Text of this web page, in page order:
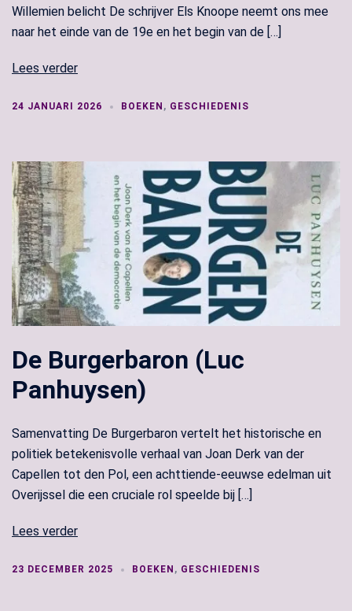
Willemien belicht De schrijver Els Knoope neemt ons mee
naar het einde van de 19e en het begin van de […]
Lees verder
24 JANUARI 2026 BOEKEN , GESCHIEDENIS
De Burgerbaron (Luc
Panhuysen)
Samenvatting De Burgerbaron vertelt het historische en
politiek betekenisvolle verhaal van Joan Derk van der
Capellen tot den Pol, een achttiende‑eeuwse edelman uit
Overijssel die een cruciale rol speelde bij […]
Lees verder
23 DECEMBER 2025 BOEKEN , GESCHIEDENIS